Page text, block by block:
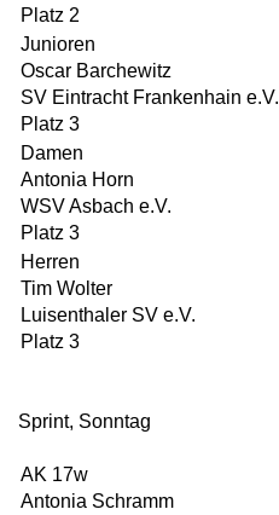
Platz 2
Junioren
Oscar Barchewitz
SV Eintracht Frankenhain e.V.
Platz 3
Damen
Antonia Horn
WSV Asbach e.V.
Platz 3
Herren
Tim Wolter
Luisenthaler SV e.V.
Platz 3
Sprint, Sonntag
AK 17w
Antonia Schramm